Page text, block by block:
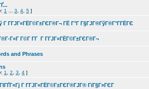
1 3 4 5 ]
Г Г­ГЈГ«ГЁГ©Г±ГЄГ®Г¬ ГЁ Г°Г Г§ГЈГ®ГўГ®Г°Г­ГЁГЄ
Г«Г Г©Г­ Г­Г Г Г­ГЈГ«ГЁГ©Г±ГЄГ®Г¬
and Phrases
1 2 3 4 ]
Г Г­ГЈГ«ГЁГ©Г±ГЄГ®ГЈГ® ГїГ§Г»ГЄГ